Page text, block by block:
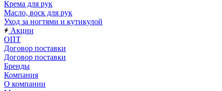
Крема для рук
Масло, воск для рук
Уход за ногтями и кутикулой
Акции
ОПТ
Договор поставки
Договор поставки
Бренды
Компания
О компании